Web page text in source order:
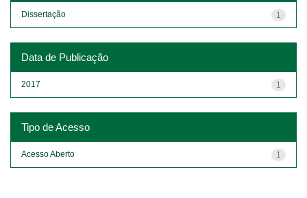
1
Dissertação
Data de Publicação
1
2017
Tipo de Acesso
1
Acesso Aberto